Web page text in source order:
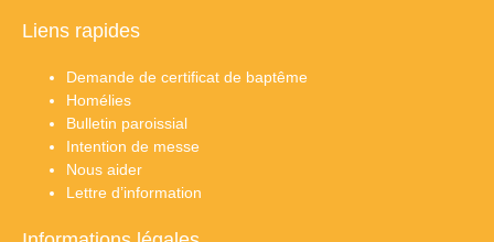
Liens rapides
Demande de certificat de baptême
Homélies
Bulletin paroissial
Intention de messe
Nous aider
Lettre d’information